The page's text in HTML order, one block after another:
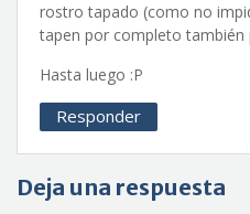
rostro tapado (como no
tapen por completo
Hasta luego :P
Responder
Deja una respuesta